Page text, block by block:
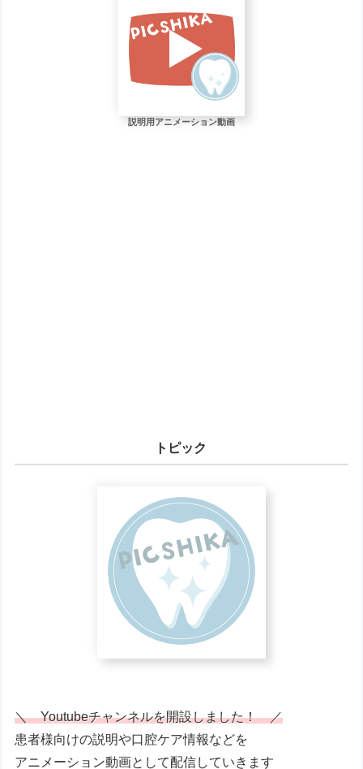
説明用アニメーション動画
トピック
＼ Youtubeチャンネルを開設しました！ ／
患者様向けの説明や口腔ケア情報などを
アニメーション動画として配信していきます